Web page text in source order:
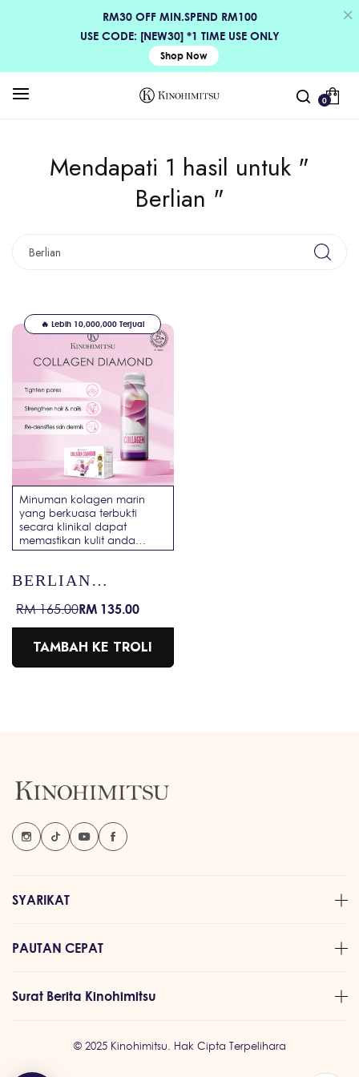
RM30 OFF MIN.SPEND RM100
USE CODE: [NEW30] *1 TIME USE ONLY
Shop Now
0
Mendapati 1 hasil untuk "
Berlian "
🔥 Lebih 10,000,000 Terjual
Minuman kolagen marin
yang berkuasa terbukti
secara klinikal dapat
memastikan kulit anda
sentiasa muda dan berseri.
BERLIAN
Harga
jualan
RM 165.00Harga
biasa
RM 135.00
TAMBAH KE TROLI
SYARIKAT
PAUTAN CEPAT
Surat Berita Kinohimitsu
© 2025 Kinohimitsu. Hak Cipta Terpelihara